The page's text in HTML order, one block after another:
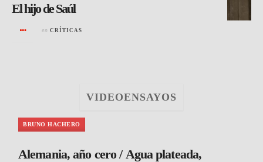
El hijo de Saúl
en CRÍTICAS
VIDEOENSAYOS
BRUNO HACHERO
Alemania, año cero / Agua plateada,